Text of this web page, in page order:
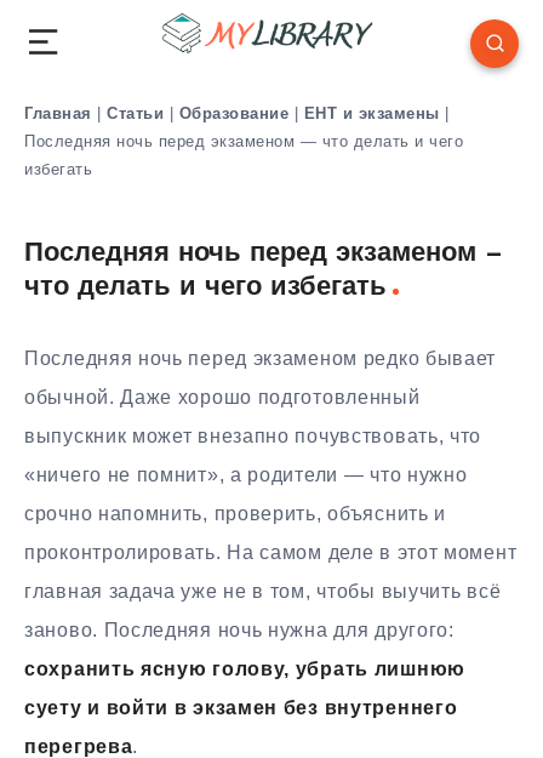
Главная | Статьи | Образование | ЕНТ и экзамены |
Последняя ночь перед экзаменом — что делать и чего
избегать
Последняя ночь перед экзаменом —
что делать и чего избегать
Последняя ночь перед экзаменом редко бывает
обычной. Даже хорошо подготовленный
выпускник может внезапно почувствовать, что
«ничего не помнит», а родители — что нужно
срочно напомнить, проверить, объяснить и
проконтролировать. На самом деле в этот момент
главная задача уже не в том, чтобы выучить всё
заново. Последняя ночь нужна для другого:
сохранить ясную голову, убрать лишнюю
суету и войти в экзамен без внутреннего
перегрева.